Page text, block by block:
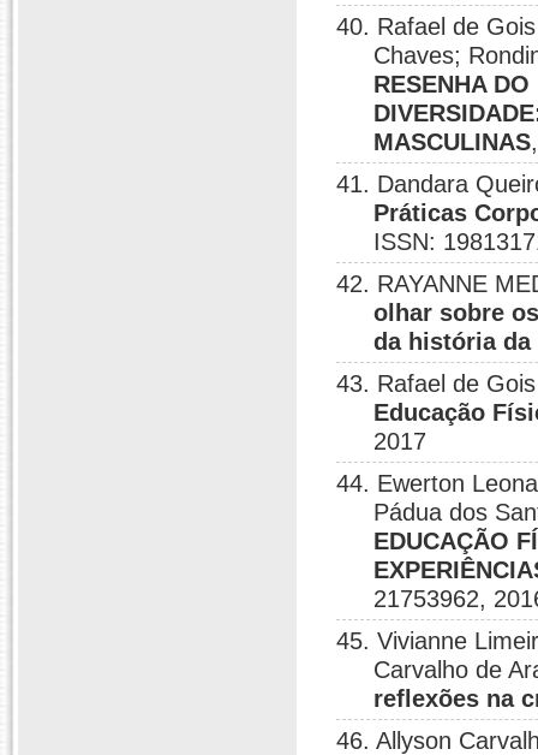
40. Rafael de
Chaves;
RESENHA
MASCULINAS
41. Dandara
Práticas
ISSN:
42. RAYANNE
olhar sobre
da história da
43. Rafael de
Educação
2017
44. Ewerton
Pádua dos
EDUCAÇÃO
21753962,
45. Vivianne
Carvalho de
reflexões na
46. Allyson